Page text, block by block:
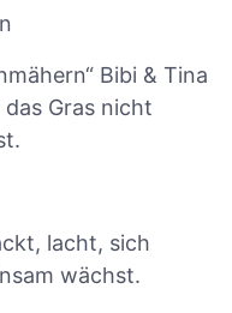
Bibi & Tina
das Gras nicht
lacht, sich
wächst.